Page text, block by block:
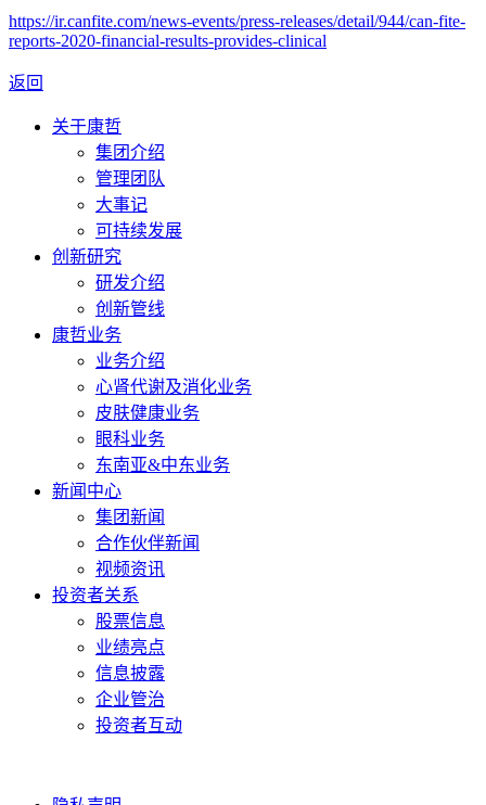
https://ir.canfite.com/news-events/press-releases/detail/944/can-fite-
reports-2020-financial-results-provides-clinical
返回
关于康哲
集团介绍
管理团队
大事记
可持续发展
创新研究
研发介绍
创新管线
康哲业务
业务介绍
心肾代谢及消化业务
皮肤健康业务
眼科业务
东南亚&中东业务
新闻中心
集团新闻
合作伙伴新闻
视频资讯
投资者关系
股票信息
业绩亮点
信息披露
企业管治
投资者互动